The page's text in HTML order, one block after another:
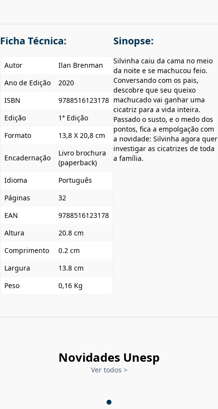
Ficha Técnica:
Autor
Ilan Brenman
Ano de Edição
2020
ISBN
9788516123178
Edição
1ª Edição
Formato
13,8 X 20,8 cm
Encadernação
Livro brochura
(paperback)
Idioma
Português
Páginas
32
EAN
9788516123178
Altura
20.8 cm
Comprimento
0.2 cm
Largura
13.8 cm
Peso
0,16 Kg
Sinopse:
Silvinha caiu da cama no meio
da noite e se machucou feio.
Conversando com os pais,
descobre que seu queixo
machucado vai ganhar uma
cicatriz para a vida inteira.
Passado o susto, e o medo dos
pontos, fica a empolgação com
a novidade: Silvinha agora quer
investigar as cicatrizes de toda
a família.
Novidades Unesp
Ver todos >